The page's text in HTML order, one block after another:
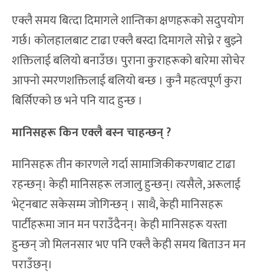
एक्लै समय बित्दा दिमागले शान्तिका क्षणहरूको सदुपयोग
गर्छ। कोलहालबाट टाढा एक्लै बस्दा दिमागले सोच्ने र बुझ्ने
शक्तिलाई बलियो बनाउँछ। पुराना कुराहरूको बारेमा सोचेर
आफ्नो स्मरणशक्तिलाई बलियो बन्छ । कुनै महत्वपूर्ण कुरा
बिर्सिएको छ भने पनि याद हुन्छ ।
मानिसहरू किन एक्लै बस्न चाहन्छन् ?
मानिसहरू तीन कारणले गर्दा सामाजिकीकरणबाट टाढा
रहन्छन्। केही मानिसहरू लजालु हुन्छन्। त्यसैले, अरूलाई
भेट्नबाट सकेसम्म जोगिन्छन् । साथै, केही मानिसहरू
पार्टीहरूमा जान मन पराउँदैनन्। केही मानिसहरू यस्ता
हुन्छन् जो मिलनसार भए पनि एक्लै केही समय बिताउन मन
पराउँछन्।